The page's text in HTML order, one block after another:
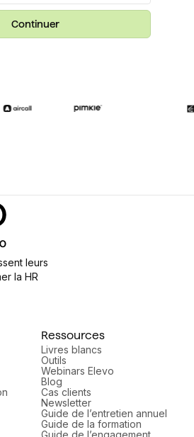
leurs
la HR
Ressources
Livres blancs
Outils
Webinars Elevo
Blog
Cas clients
Newsletter
Guide de l’entretien annuel
Guide de la formation